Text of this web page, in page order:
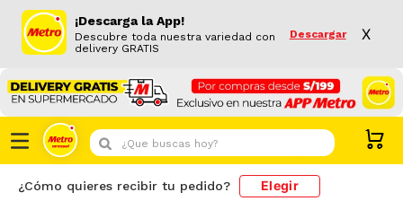
¡Descarga la App!
Descubre toda nuestra variedad con
delivery GRATIS
Descargar X
¿Que buscas hoy?
¿Cómo quieres recibir tu pedido? Elegir